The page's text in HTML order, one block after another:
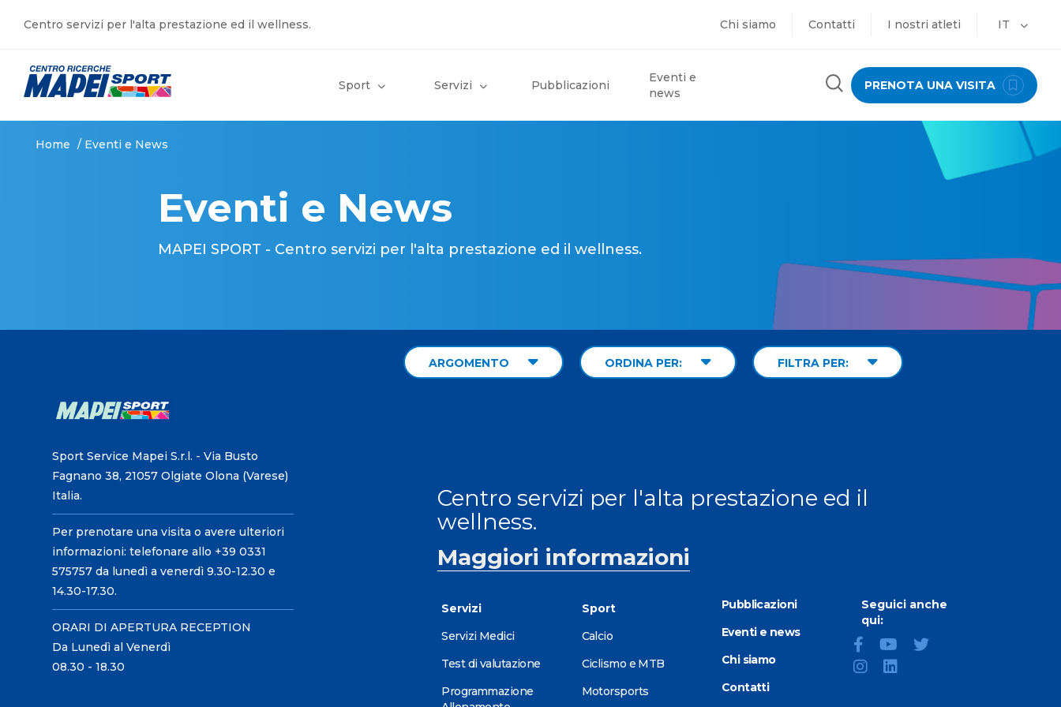
Centro servizi per l'alta prestazione ed il wellness. Chi siamo Contatti I nostri atleti IT
Sport Servizi Pubblicazioni
Eventi e
news
PRENOTA UNA VISITA
Home / Eventi e News
Eventi e News
MAPEI SPORT - Centro servizi per l'alta prestazione ed il wellness.
ARGOMENTO ORDINA PER: FILTRA PER:
Sport Service Mapei S.r.l. - Via Busto
Fagnano 38, 21057 Olgiate Olona (Varese)
Italia.
Per prenotare una visita o avere ulteriori
informazioni: telefonare allo +39 0331
575757 da lunedì a venerdì 9.30-12.30 e
14.30-17.30.
ORARI DI APERTURA RECEPTION
Da Lunedì al Venerdì
08.30 - 18.30
Centro servizi per l'alta prestazione ed il
wellness.
Maggiori informazioni
Servizi
Servizi Medici
Test di valutazione
Programmazione
Sport
Calcio
Ciclismo e MTB
Motorsports
Pubblicazioni
Eventi e news
Chi siamo
Contatti
Seguici anche
qui: